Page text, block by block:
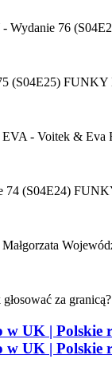
76
(S04E25) FUNKY
- Voitek & Eva
(S04E24)
za granicą?